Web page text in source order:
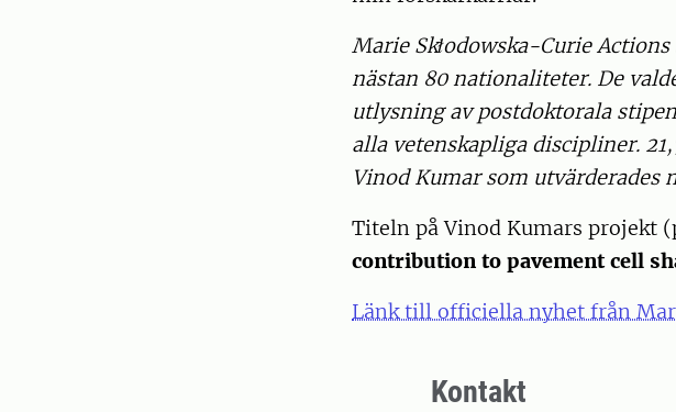
Marie Skłodowska-Curie
nästan 80 nationaliteter. De
utlysning av postdoktorala
alla vetenskapliga discipliner.
Vinod Kumar som utvärderades
Titeln på Vinod Kumars projekt
contribution to pavement cell
Länk till officiella nyhet från
Kontakt